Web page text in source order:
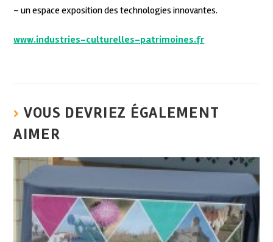
– un espace exposition des technologies innovantes.
www.industries-culturelles-patrimoines.fr
VOUS DEVRIEZ ÉGALEMENT
AIMER